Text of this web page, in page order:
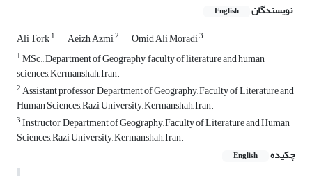
نویسندگان English
Ali Tork1 Aeizh Azmi2 Omid Ali Moradi3
1MSc., Department of Geography, faculty of literature and human
sciences, Kermanshah, Iran.
2Assistant professor, Department of Geography, Faculty of Literature and
Human Sciences, Razi University, Kermanshah, Iran.
3Instructor, Department of Geography, Faculty of Literature and Human
Sciences, Razi University, Kermanshah, Iran.
چکیده
English